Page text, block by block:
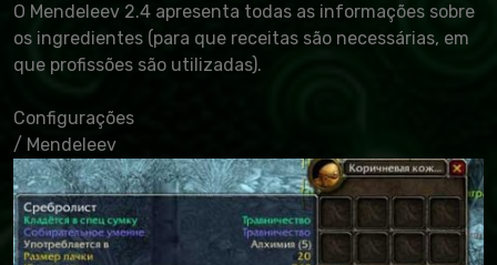
O Mendeleev 2.4 apresenta todas as informações sobre
os ingredientes (para que receitas são necessárias, em
que profissões são utilizadas).
Configurações
/ Mendeleev